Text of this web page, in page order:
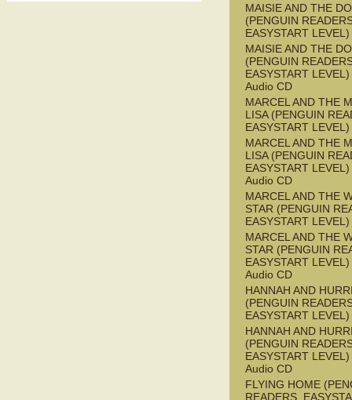
MAISIE AND THE
(PENGUIN
EASYSTART
MAISIE AND THE
(PENGUIN
EASYSTART
Audio CD
MARCEL AND THE
LISA (PENGUIN
EASYSTART
MARCEL AND THE
LISA (PENGUIN
EASYSTART
Audio CD
MARCEL AND THE
STAR (PENGUIN
EASYSTART
MARCEL AND THE
STAR (PENGUIN
EASYSTART
Audio CD
HANNAH AND
(PENGUIN
EASYSTART
HANNAH AND
(PENGUIN
EASYSTART
Audio CD
FLYING HOME
READERS,